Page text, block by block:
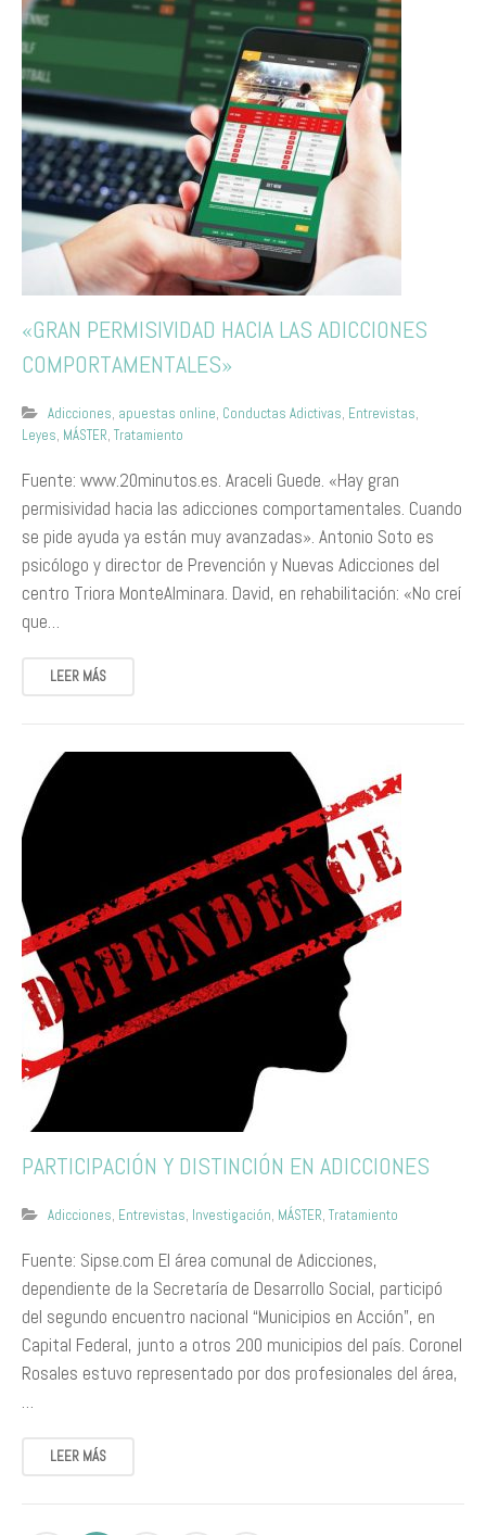
«GRAN PERMISIVIDAD HACIA LAS ADICCIONES
COMPORTAMENTALES»
Adicciones, apuestas online, Conductas Adictivas, Entrevistas,
Leyes, MÁSTER, Tratamiento
Fuente: www.20minutos.es. Araceli Guede. «Hay gran
permisividad hacia las adicciones comportamentales. Cuando
se pide ayuda ya están muy avanzadas». Antonio Soto es
psicólogo y director de Prevención y Nuevas Adicciones del
centro Triora MonteAlminara. David, en rehabilitación: «No creí
que…
LEER MÁS
PARTICIPACIÓN Y DISTINCIÓN EN ADICCIONES
Adicciones, Entrevistas, Investigación, MÁSTER, Tratamiento
Fuente: Sipse.com El área comunal de Adicciones,
dependiente de la Secretaría de Desarrollo Social, participó
del segundo encuentro nacional “Municipios en Acción”, en
Capital Federal, junto a otros 200 municipios del país. Coronel
Rosales estuvo representado por dos profesionales del área,
…
LEER MÁS